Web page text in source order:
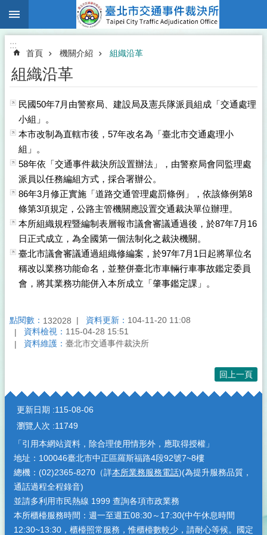
跳到主要內容區塊
:::
首頁 機關介紹 組織沿革
組織沿革
民國50年7月由警察局、建設局及憲兵隊派員組成「交通處理
小組」。
本市改制為直轄市後，57年改名為「臺北市交通處理小
組」。
58年依「交通事件裁決所設置辦法」，由警察局會同監理處
派員以任務編組方式，採合署辦公。
86年3月修正實施「道路交通管理處罰條例」，依該條例第8
條第3項規定，公路主管機關應設置交通裁決單位辦理。
本所組織規程暨編制表層報市議會審議通過後，於87年7月16
日正式成立，為全國第一個法制化之裁決機關。
臺北市議會審議通過組織修編案，於97年7月1日起將單位名
稱改以業務功能命名，並整併臺北市車輛行車事故鑑定委員
會，將其業務功能併入本所成立「肇事鑑定課」。
點閱數： 132028 資料更新： 104-11-20 11:08
資料檢視： 115-04-28 15:51
資料維護： 臺北市交通事件裁決所
回上一頁
:::
更新日期
115-08-06
瀏覽人次
11749
「引用本網站資料，除合理使用情形外，應取得授權」
地址：100046臺北市中正區羅斯福路4段92號7~8樓
總機：(02)2365-8270（詳本所業務服務電話)(為提升服務品質，
通話過程全程錄音)
並請多利用市民熱線 1999 查詢各項市政業務
本所櫃檯服務時間：週一至週五08:30～17:30(中午休息時間
12:30~13:30，櫃檯照常服務，惟櫃檯數較少，請耐心等候。國定